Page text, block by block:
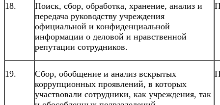
18.
Поиск, сбор, обработка, хранение, анализ и
передача руководству учреждения
официальной и конфиденциальной
информации о деловой и нравственной
репутации сотрудников.
19.
Сбор, обобщение и анализ вскрытых
коррупционных проявлений, в которых
участвовали сотрудники, как учреждения, так